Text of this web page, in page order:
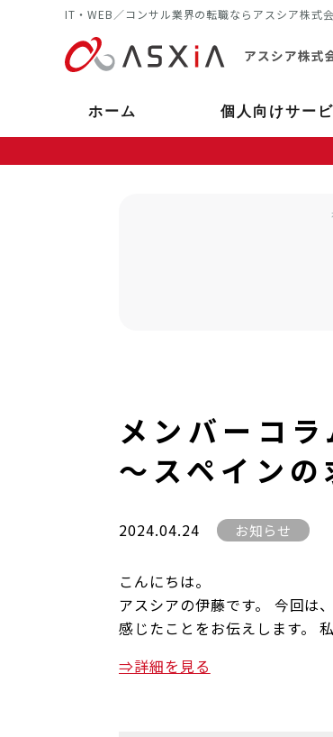
IT・WEB／コンサル業界の転職ならアスシア株式
ホーム 個人向けサー
メンバーコ
～スペインの
2024.04.24 お知らせ
こんにちは。
アスシアの伊藤です。 今回は
感じたことをお伝えします。
⇒詳細を見る